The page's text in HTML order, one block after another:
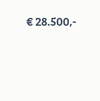
€ 28.500,-